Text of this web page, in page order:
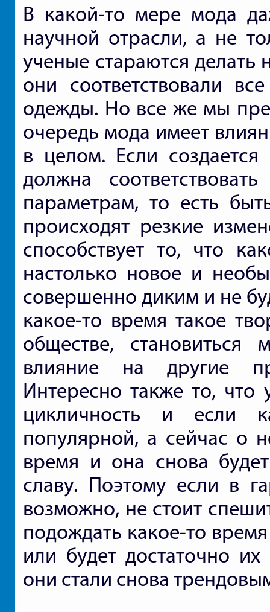
В какой-то мере мода
научной отрасли, а не
ученые стараются делать
они соответствовали
одежды. Но все же мы
очередь мода имеет
в целом. Если
должна
параметрам, то есть
происходят резкие
способствует то, что
настолько новое и
совершенно диким и не
какое-то время такое
обществе,
влияние на другие
Интересно также то, что
цикличность и если
популярной, а сейчас о
время и она снова
славу. Поэтому если в
возможно, не стоит
подождать какое-то
или будет достаточно
они стали снова